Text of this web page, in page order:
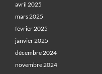
avril 2025
mars 2025
février 2025
janvier 2025
décembre 2024
novembre 2024